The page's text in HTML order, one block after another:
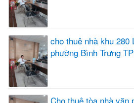
cho thuê nhà khu
phường Bình Trưng
Cho thuê tòa nhà văn